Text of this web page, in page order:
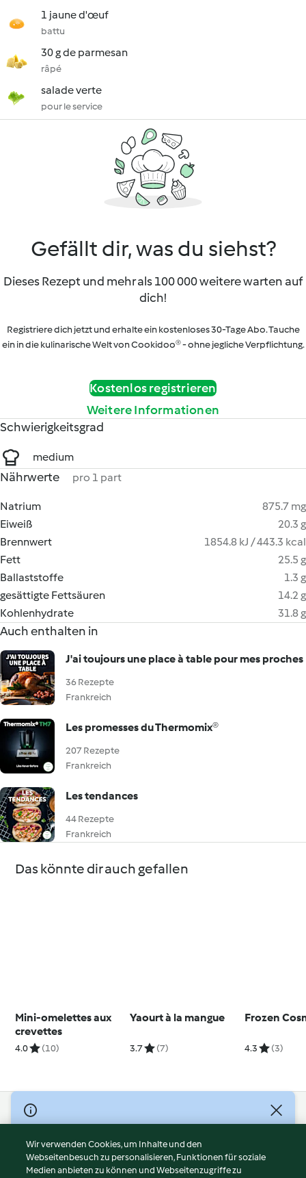
1 jaune d'œuf
battu
30 g de parmesan
râpé
salade verte
pour le service
Gefällt dir, was du siehst?
Dieses Rezept und mehr als 100 000 weitere warten auf
dich!
Registriere dich jetzt und erhalte ein kostenloses 30-Tage Abo. Tauche
ein in die kulinarische Welt von Cookidoo® - ohne jegliche Verpflichtung.
Kostenlos registrieren
Weitere Informationen
Schwierigkeitsgrad
medium
Nährwerte pro 1 part
Natrium
875.7 mg
Eiweiß
20.3 g
Brennwert
1854.8 kJ / 443.3 kcal
Fett
25.5 g
Ballaststoffe
1.3 g
gesättigte Fettsäuren
14.2 g
Kohlenhydrate
31.8 g
Auch enthalten in
J'ai toujours une place à table pour mes proches
36 Rezepte
Frankreich
Les promesses du Thermomix®
207 Rezepte
Frankreich
Les tendances
44 Rezepte
Frankreich
Das könnte dir auch gefallen
Mini-omelettes aux
crevettes
4.0 (10)
Yaourt à la mangue
3.7 (7)
Frozen
4.3 (3)
© Copyright 2026
Nutzungsbedingungen
Datenschutzrichtlinien
Wir verwenden Cookies, um Inhalte und den
Webseitenbesuch zu personalisieren, Funktionen für soziale
Medien anbieten zu können und Webseitenzugriffe zu